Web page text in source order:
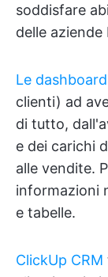
soddisfare
delle aziende
Le
clienti) ad
di tutto,
e dei carichi
alle vendite.
informazioni
e tabelle.
ClickUp CRM